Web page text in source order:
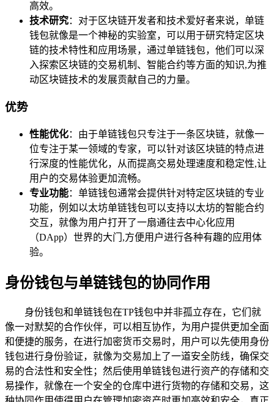
高效。
技术研究：对于区块链开发者和技术爱好者来说，单链
钱包就像是一个神秘的实验室，可以用于研究特定区块
链的技术特性和应用场景，通过单链钱包，他们可以深
入探索区块链的交易机制、智能合约等方面的知识,为推
动区块链技术的发展贡献自己的力量。
优势
性能优化：由于单链钱包只专注于一条区块链，就像一
位专注于某一领域的专家，可以针对该区块链的特点进
行深度的性能优化，从而提高交易处理速度和稳定性,让
用户的交易体验更加流畅。
专业功能：单链钱包通常会提供针对特定区块链的专业
功能，例如以太坊单链钱包可以支持以太坊的智能合约
交互，就像为用户打开了一扇通往去中心化应用
（DApp）世界的大门,方便用户进行各种有趣的应用体
验。
身份钱包与单链钱包的协同作用
身份钱包和单链钱包在TP钱包中并非孤立存在，它们就
像一对默契的合作伙伴，可以相互协作，为用户提供更加全面
和便捷的服务，在进行加密货币交易时，用户可以先使用身份
钱包进行身份验证，就像为交易加上了一道安全防线，确保交
易的合法性和安全性；然后使用单链钱包进行资产的存储和交
易操作，就像在一个安全的仓库中进行货物的存储和交易，这